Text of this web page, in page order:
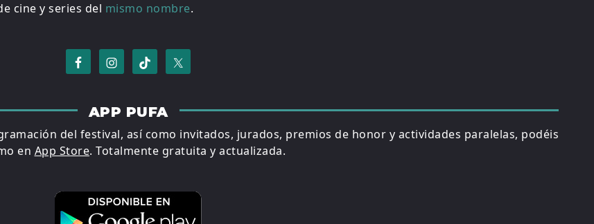
cine y series del mismo nombre.
APP PUFA
del festival, así como invitados, jurados, premios de honor y actividades paralelas, podéis
en App Store. Totalmente gratuita y actualizada.